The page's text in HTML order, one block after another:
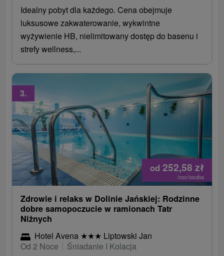
Idealny pobyt dla każdego. Cena obejmuje
luksusowe zakwaterowanie, wykwintne
wyżywienie HB, nielimitowany dostęp do basenu i
strefy wellness,...
od 252,58 zł
/noc/osoba
3.
Zdrowie i relaks w Dolinie Jańskiej: Rodzinne
dobre samopoczucie w ramionach Tatr
Niżnych
Hotel Avena ★★★ Liptowski Jan
Od 2 Noce
Śniadanie I Kolacja